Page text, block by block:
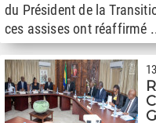
du Président de la
ces assises ont réaffirmé